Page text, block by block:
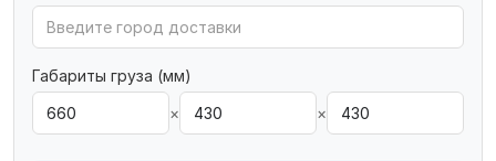
Габариты груза (мм)
×
×